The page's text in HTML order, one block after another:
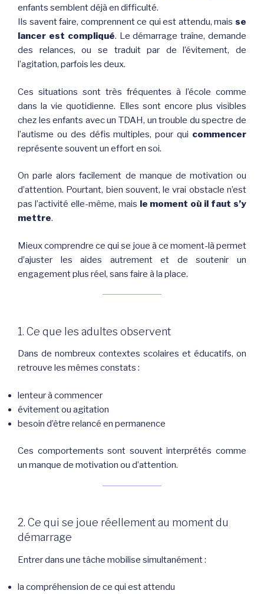
enfants semblent déjà en difficulté.
Ils savent faire, comprennent ce qui est attendu, mais se
lancer est compliqué. Le démarrage traîne, demande
des relances, ou se traduit par de l’évitement, de
l’agitation, parfois les deux.
Ces situations sont très fréquentes à l’école comme
dans la vie quotidienne. Elles sont encore plus visibles
chez les enfants avec un TDAH, un trouble du spectre de
l’autisme ou des défis multiples, pour qui commencer
représente souvent un effort en soi.
On parle alors facilement de manque de motivation ou
d’attention. Pourtant, bien souvent, le vrai obstacle n’est
pas l’activité elle-même, mais le moment où il faut s’y
mettre.
Mieux comprendre ce qui se joue à ce moment-là permet
d’ajuster les aides autrement et de soutenir un
engagement plus réel, sans faire à la place.
1. Ce que les adultes observent
Dans de nombreux contextes scolaires et éducatifs, on
retrouve les mêmes constats :
lenteur à commencer
évitement ou agitation
besoin d’être relancé en permanence
Ces comportements sont souvent interprétés comme
un manque de motivation ou d’attention.
2. Ce qui se joue réellement au moment du
démarrage
Entrer dans une tâche mobilise simultanément :
la compréhension de ce qui est attendu